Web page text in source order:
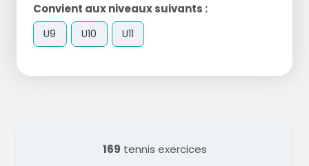
Convient aux niveaux suivants :
U9 U10 U11
169 tennis exercices